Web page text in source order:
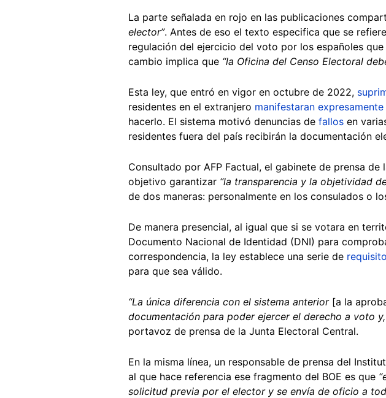
La parte señalada en rojo en las publicaciones
elector”. Antes de eso el texto especifica que se
regulación del ejercicio del voto por los españoles
cambio implica que “la Oficina del Censo Electoral
Esta ley, que entró en vigor en octubre de 2022,
residentes en el extranjero manifestaran expresamente
hacerlo. El sistema motivó denuncias de fallos en
residentes fuera del país recibirán la documentación
Consultado por AFP Factual, el gabinete de prensa de
objetivo garantizar “la transparencia y la objetividad
de dos maneras: personalmente en los consulados o
De manera presencial, al igual que si se votara en
Documento Nacional de Identidad (DNI) para
correspondencia, la ley establece una serie de
para que sea válido.
“La única diferencia con el sistema anterior [a la
documentación para poder ejercer el derecho a voto
portavoz de prensa de la Junta Electoral Central.
En la misma línea, un responsable de prensa del
al que hace referencia ese fragmento del BOE es que
solicitud previa por el elector y se envía de oficio a